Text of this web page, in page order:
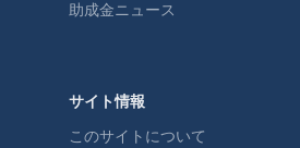
助成金ニュース
サイト情報
このサイトについて